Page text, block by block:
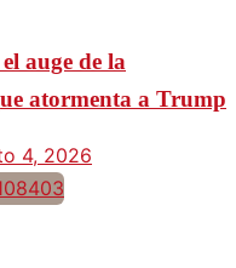
auge de la
atormenta a Trump
4, 2026